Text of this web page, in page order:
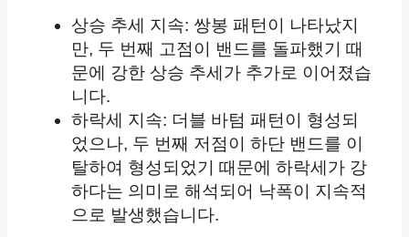
상승 추세 지속: 쌍봉 패턴이 나타났지
만, 두 번째 고점이 밴드를 돌파했기 때
문에 강한 상승 추세가 추가로 이어졌습
니다.
하락세 지속: 더블 바텀 패턴이 형성되
었으나, 두 번째 저점이 하단 밴드를 이
탈하여 형성되었기 때문에 하락세가 강
하다는 의미로 해석되어 낙폭이 지속적
으로 발생했습니다.